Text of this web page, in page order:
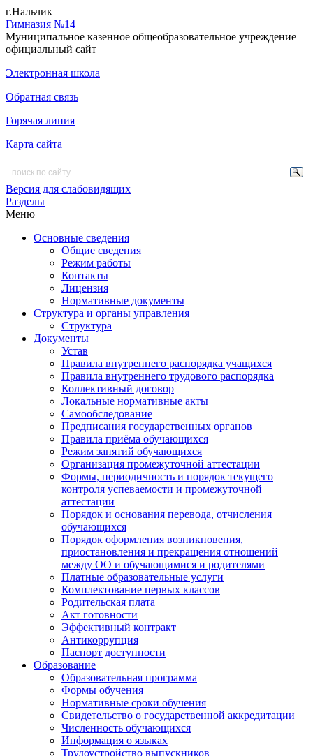
г.Нальчик
Гимназия №14
Муниципальное казенное общеобразовательное учреждение
официальный сайт
Электронная школа
Обратная связь
Горячая линия
Карта сайта
Версия для слабовидящих
Разделы
Меню
Основные сведения
Общие сведения
Режим работы
Контакты
Лицензия
Нормативные документы
Структура и органы управления
Структура
Документы
Устав
Правила внутреннего распорядка учащихся
Правила внутреннего трудового распорядка
Коллективный договор
Локальные нормативные акты
Самообследование
Предписания государственных органов
Правила приёма обучающихся
Режим занятий обучающихся
Организация промежуточной аттестации
Формы, периодичность и порядок текущего
контроля успеваемости и промежуточной
аттестации
Порядок и основания перевода, отчисления
обучающихся
Порядок оформления возникновения,
приостановления и прекращения отношений
между ОО и обучающимися и родителями
Платные образовательные услуги
Комплектование первых классов
Родительская плата
Акт готовности
Эффективный контракт
Антикоррупция
Паспорт доступности
Образование
Образовательная программа
Формы обучения
Нормативные сроки обучения
Свидетельство о государственной аккредитации
Численность обучающихся
Информация о языках
Трудоустройство выпускников